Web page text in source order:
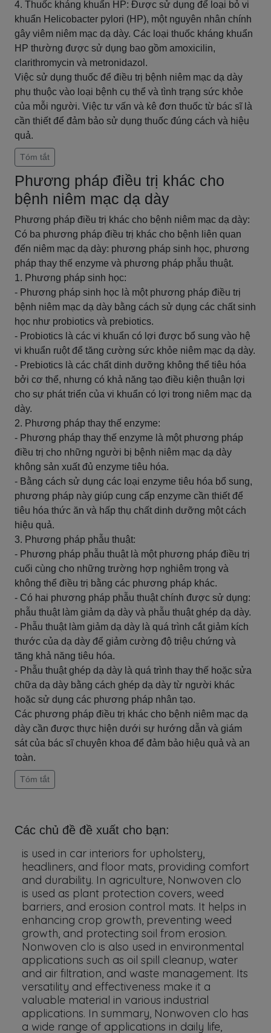
4. Thuốc kháng khuẩn HP: Được sử dụng để loại bỏ vi
khuẩn Helicobacter pylori (HP), một nguyên nhân chính
gây viêm niêm mạc dạ dày. Các loại thuốc kháng khuẩn
HP thường được sử dụng bao gồm amoxicilin,
clarithromycin và metronidazol.
Việc sử dụng thuốc để điều trị bệnh niêm mạc dạ dày
phụ thuộc vào loại bệnh cụ thể và tình trạng sức khỏe
của mỗi người. Việc tư vấn và kê đơn thuốc từ bác sĩ là
cần thiết để đảm bảo sử dụng thuốc đúng cách và hiệu
quả.
Tóm tắt
Phương pháp điều trị khác cho
bệnh niêm mạc dạ dày
Phương pháp điều trị khác cho bệnh niêm mạc dạ dày:
Có ba phương pháp điều trị khác cho bệnh liên quan
đến niêm mạc dạ dày: phương pháp sinh học, phương
pháp thay thế enzyme và phương pháp phẫu thuật.
1. Phương pháp sinh học:
- Phương pháp sinh học là một phương pháp điều trị
bệnh niêm mạc dạ dày bằng cách sử dụng các chất sinh
học như probiotics và prebiotics.
- Probiotics là các vi khuẩn có lợi được bổ sung vào hệ
vi khuẩn ruột để tăng cường sức khỏe niêm mạc dạ dày.
- Prebiotics là các chất dinh dưỡng không thể tiêu hóa
bởi cơ thể, nhưng có khả năng tạo điều kiện thuận lợi
cho sự phát triển của vi khuẩn có lợi trong niêm mạc dạ
dày.
2. Phương pháp thay thế enzyme:
- Phương pháp thay thế enzyme là một phương pháp
điều trị cho những người bị bệnh niêm mạc dạ dày
không sản xuất đủ enzyme tiêu hóa.
- Bằng cách sử dụng các loại enzyme tiêu hóa bổ sung,
phương pháp này giúp cung cấp enzyme cần thiết để
tiêu hóa thức ăn và hấp thụ chất dinh dưỡng một cách
hiệu quả.
3. Phương pháp phẫu thuật:
- Phương pháp phẫu thuật là một phương pháp điều trị
cuối cùng cho những trường hợp nghiêm trọng và
không thể điều trị bằng các phương pháp khác.
- Có hai phương pháp phẫu thuật chính được sử dụng:
phẫu thuật làm giảm dạ dày và phẫu thuật ghép dạ dày.
- Phẫu thuật làm giảm dạ dày là quá trình cắt giảm kích
thước của dạ dày để giảm cường độ triệu chứng và
tăng khả năng tiêu hóa.
- Phẫu thuật ghép dạ dày là quá trình thay thế hoặc sửa
chữa dạ dày bằng cách ghép dạ dày từ người khác
hoặc sử dụng các phương pháp nhân tạo.
Các phương pháp điều trị khác cho bệnh niêm mạc dạ
dày cần được thực hiện dưới sự hướng dẫn và giám
sát của bác sĩ chuyên khoa để đảm bảo hiệu quả và an
toàn.
Tóm tắt
Các chủ đề đề xuất cho bạn:
is used in car interiors for upholstery,
headliners, and floor mats, providing comfort
and durability. In agriculture, Nonwoven clo
is used as plant protection covers, weed
barriers, and erosion control mats. It helps in
enhancing crop growth, preventing weed
growth, and protecting soil from erosion.
Nonwoven clo is also used in environmental
applications such as oil spill cleanup, water
and air filtration, and waste management. Its
versatility and effectiveness make it a
valuable material in various industrial
applications. In summary, Nonwoven clo has
a wide range of applications in daily life,